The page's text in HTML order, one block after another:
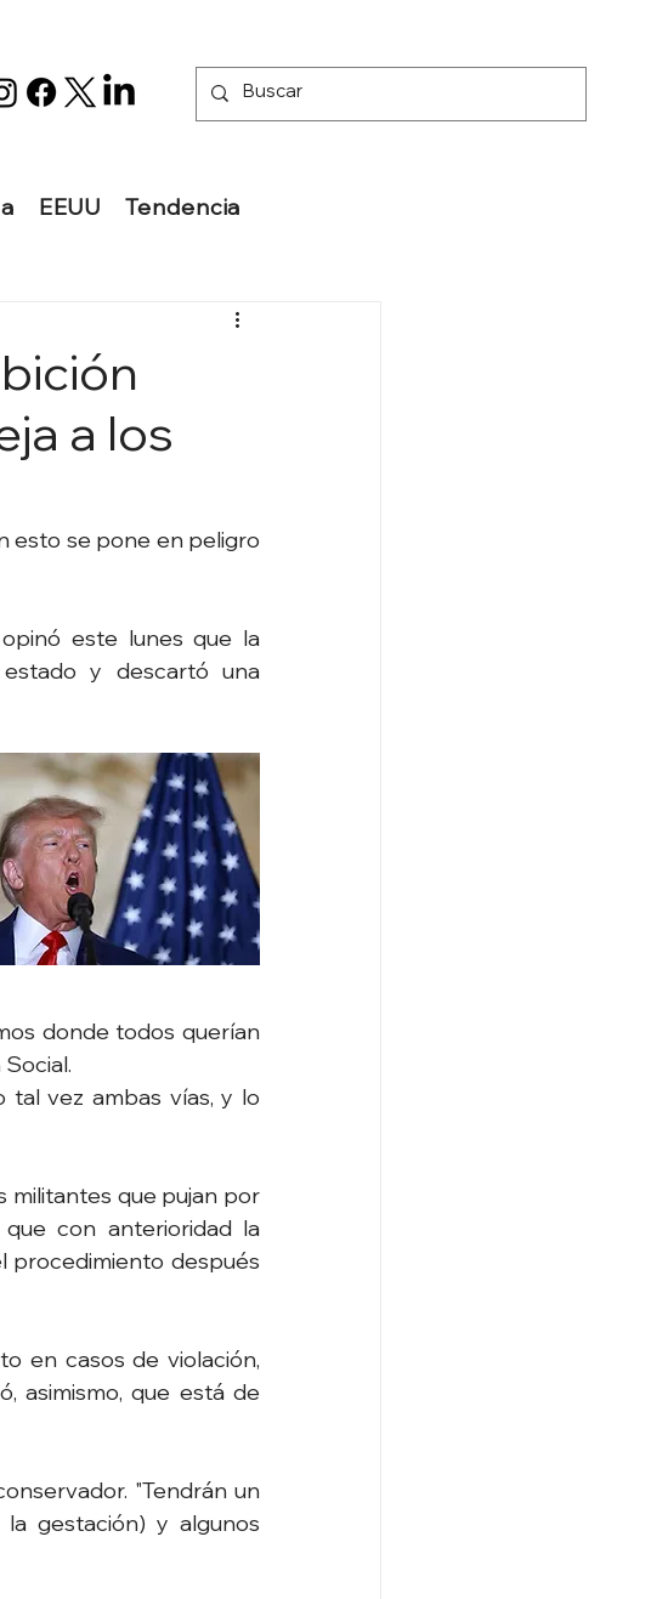
EEUU Tendencia
a los
esto se pone en peligro
este lunes que la
y descartó una
donde todos querían
tal vez ambas vías, y lo
militantes que pujan por
con anterioridad la
procedimiento después
en casos de violación,
asimismo, que está de
"Tendrán un
gestación) y algunos